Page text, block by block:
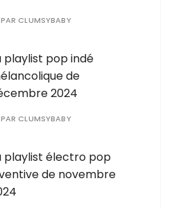
PAR CLUMSYBABY
playlist pop indé
de
2024
PAR CLUMSYBABY
playlist électro pop
de novembre